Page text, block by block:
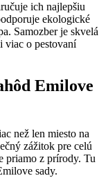
ich najlepšiu
ekologické
Samozber je skvelá
viac o pestovaní
Emilove
než len miesto na
zážitok pre celú
priamo z prírody. Tu
sady.